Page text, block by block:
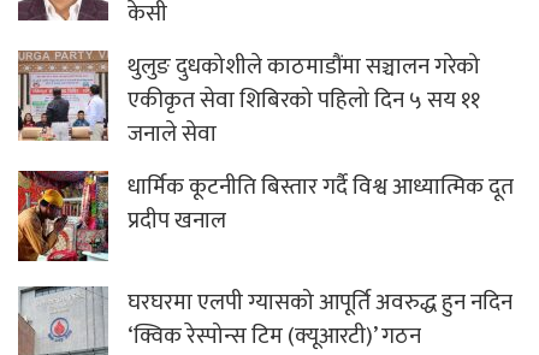
केसी
थुलुङ दुधकोशीले काठमाडौंमा सञ्चालन गरेको
एकीकृत सेवा शिबिरको पहिलो दिन ५ सय ११
जनाले सेवा
धार्मिक कूटनीति बिस्तार गर्दै विश्व आध्यात्मिक दूत
प्रदीप खनाल
घरघरमा एलपी ग्यासको आपूर्ति अवरुद्ध हुन नदिन
‘क्विक रेस्पोन्स टिम (क्यूआरटी)’ गठन